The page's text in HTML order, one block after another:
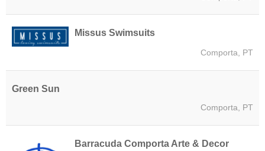
Missus Swimsuits
Comporta, PT
Green Sun
Comporta, PT
Barracuda Comporta Arte & Decor